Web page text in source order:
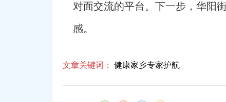
对面交流的平台。下一步，华阳
感。
文章关键词： 健康家乡专家护航